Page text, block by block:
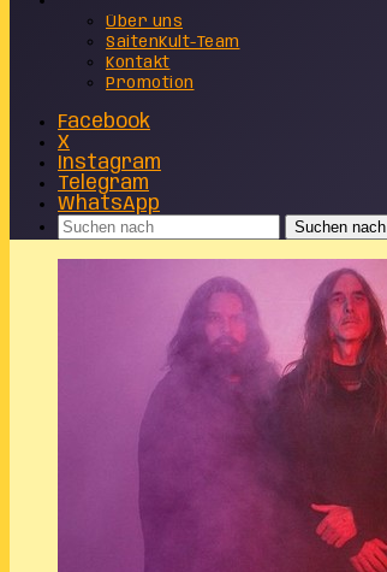
Über uns
SaitenKult-Team
Kontakt
Promotion
Facebook
X
Instagram
Telegram
WhatsApp
Suchen nach